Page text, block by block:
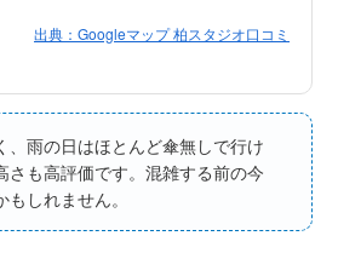
出典：Googleマップ 柏スタジオ口コミ
、雨の日はほとんど傘無しで行け
さも高評価です。混雑する前の今
しれません。